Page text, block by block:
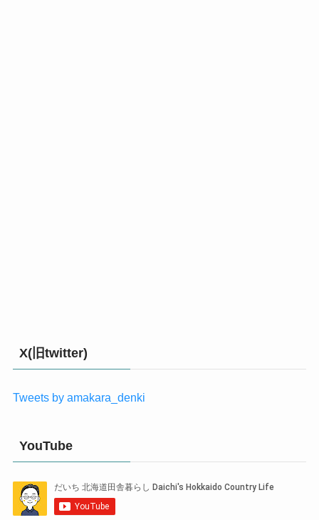
X(旧twitter)
Tweets by amakara_denki
YouTube